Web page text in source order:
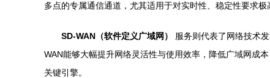
多点的专属通信通道，尤其适用于对实时性、稳定性要求
SD-WAN（软件定义广域网）
服务则代表了网络技术
WAN能够大幅提升网络灵活性与使用效率，降低广域网成
关键引擎。